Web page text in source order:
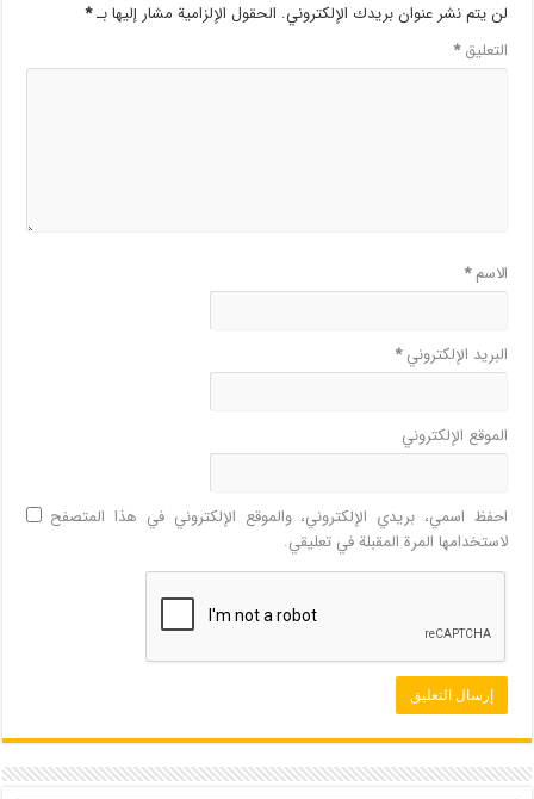
لن يتم نشر عنوان بريدك الإلكتروني. الحقول الإلزامية مشار إليها بـ*
التعليق*
الاسم*
البريد الإلكتروني*
الموقع الإلكتروني
احفظ اسمي، بريدي الإلكتروني، والموقع الإلكتروني في هذا المتصفح
لاستخدامها المرة المقبلة في تعليقي.